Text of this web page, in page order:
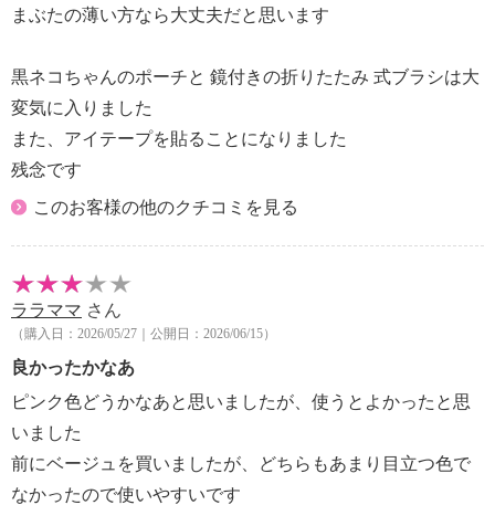
まぶたの薄い方なら大丈夫だと思います
黒ネコちゃんのポーチと 鏡付きの折りたたみ 式ブラシは大
変気に入りました
また、アイテープを貼ることになりました
残念です
このお客様の他のクチコミを見る
ララママ さん
（購入日：2026/05/27｜公開日：2026/06/15）
良かったかなあ
ピンク色どうかなあと思いましたが、使うとよかったと思
いました
前にベージュを買いましたが、どちらもあまり目立つ色で
なかったので使いやすいです